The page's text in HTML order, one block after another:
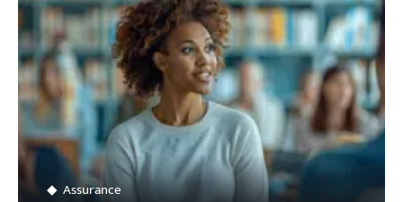
Assurance